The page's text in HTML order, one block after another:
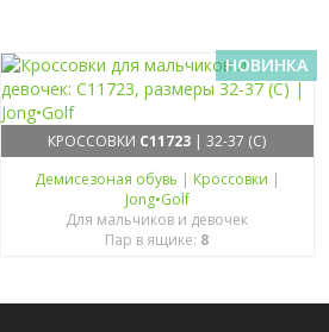
НОВИНКА
КРОССОВКИ C11723 | 32-37 (C)
Демисезоная обувь | Кроссовки |
Jong•Golf
Для мальчиков и девочек
Пар в ящике: 8